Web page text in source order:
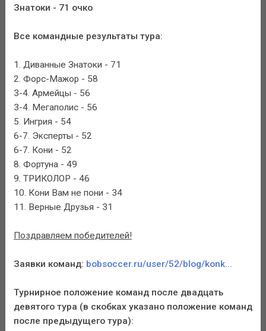
Знатоки - 71 очко
Все командные результаты тура:
1. Диванные Знатоки - 71
2. Форс-Мажор - 58
3-4. Армейцы - 56
3-4. Мегаполис - 56
5. Ингрия - 54
6-7. Эксперты - 52
6-7. Кони - 52
8. Фортуна - 49
9. ТРИКОЛОР - 46
10. Кони Вам не пони - 34
11. Верные Друзья - 31
Поздравляем победителей!
Заявки команд: bobsoccer.ru/user/52/blog/konk...
Турнирное положение команд после двадцать
девятого тура (в скобках указано положение команд
после предыдущего тура):